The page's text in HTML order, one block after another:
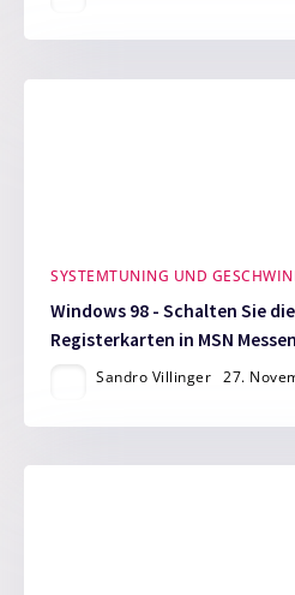
SYSTEMTUNING UND
Windows 98 - Schalten Sie
Registerkarten in MSN
Sandro Villinger 27.